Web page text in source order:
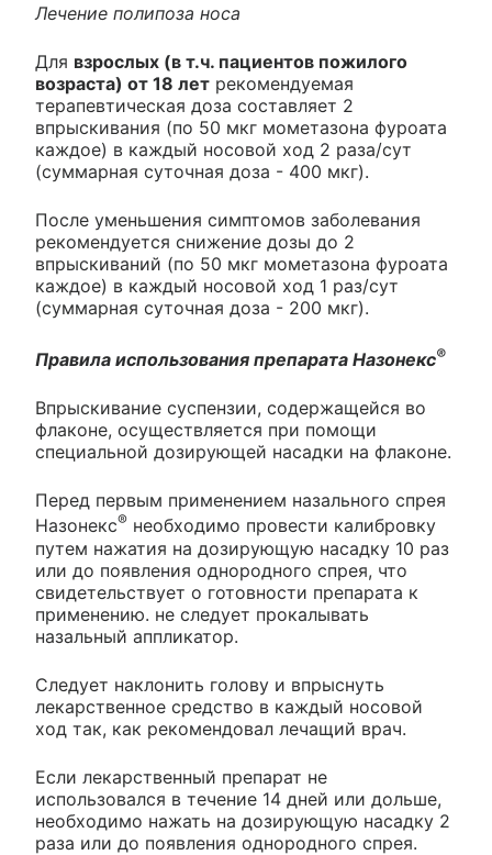
Лечение полипоза носа
Для взрослых (в т.ч. пациентов пожилого
возраста) от 18 лет рекомендуемая
терапевтическая доза составляет 2
впрыскивания (по 50 мкг мометазона фуроата
каждое) в каждый носовой ход 2 раза/сут
(суммарная суточная доза - 400 мкг).
После уменьшения симптомов заболевания
рекомендуется снижение дозы до 2
впрыскиваний (по 50 мкг мометазона фуроата
каждое) в каждый носовой ход 1 раз/сут
(суммарная суточная доза - 200 мкг).
Правила использования препарата Назонекс®
Впрыскивание суспензии, содержащейся во
флаконе, осуществляется при помощи
специальной дозирующей насадки на флаконе.
Перед первым применением назального спрея
Назонекс® необходимо провести калибровку
путем нажатия на дозирующую насадку 10 раз
или до появления однородного спрея, что
свидетельствует о готовности препарата к
применению. не следует прокалывать
назальный аппликатор.
Следует наклонить голову и впрыснуть
лекарственное средство в каждый носовой
ход так, как рекомендовал лечащий врач.
Если лекарственный препарат не
использовался в течение 14 дней или дольше,
необходимо нажать на дозирующую насадку 2
раза или до появления однородного спрея.